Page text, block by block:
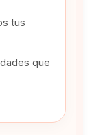
tus
que